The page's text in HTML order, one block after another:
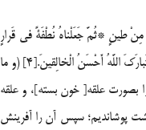
مِنْ طينٍ *ثُمَّ جَعَلْناهُ نُطْفَةً في‏ قَرارٍ
مَكينٍ *ثُمَّ خَلَقْنَا النُّطْفَةَ عَلَقَةً فَخَلَقْنَا الْعَلَقَةَ مُضْغَةً فَخَلَقْنَا الْمُضْغَةَ عِظاماً فَكَسَوْنَا الْعِظامَ لَحْماً ثُمَّ أَنْشَأْناهُ خَلْقاً آخَرَ فَتَبارَكَ اللَّهُ أَحْسَنُ الْخالِقينَ.[4] (و ما
بصورت علقه‏[ خون بسته‏]، و علقه
پوشانديم؛ سپس آن را آفرينش